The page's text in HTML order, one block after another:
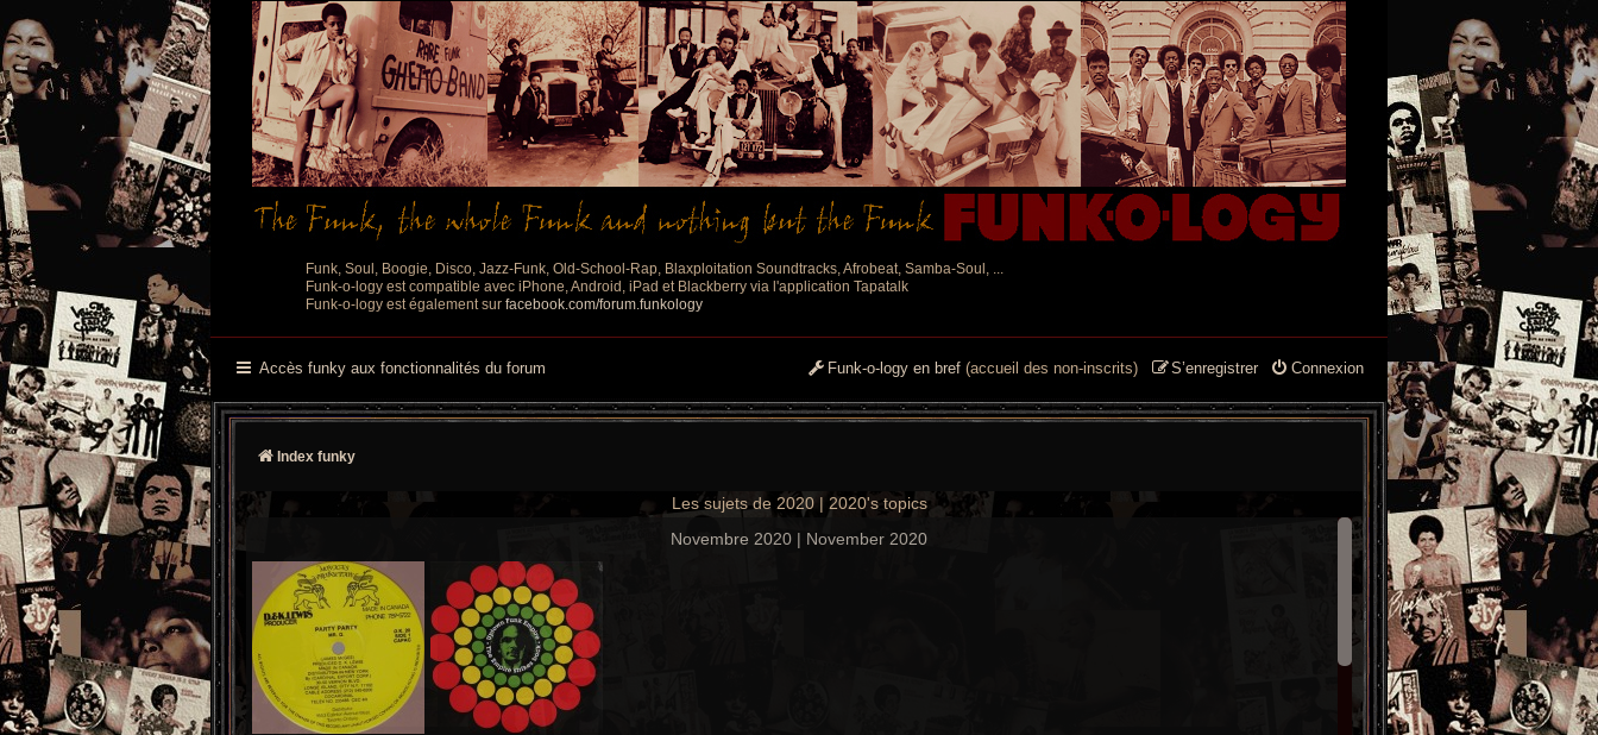
Funk, Soul, Boogie, Disco, Jazz-Funk, Old-School-Rap, Blaxploitation Soundtracks, Afrobeat, Samba-Soul, ...
Funk-o-logy est compatible avec iPhone, Android, iPad et Blackberry via l'application Tapatalk
Funk-o-logy est également sur facebook.com/forum.funkology
Accès funky aux fonctionnalités du forum Connexion
S’enregistrer
Funk-o-logy en bref (accueil des non-inscrits)
Index funky
Les sujets de 2020 | 2020's topics
Novembre 2020 | November 2020